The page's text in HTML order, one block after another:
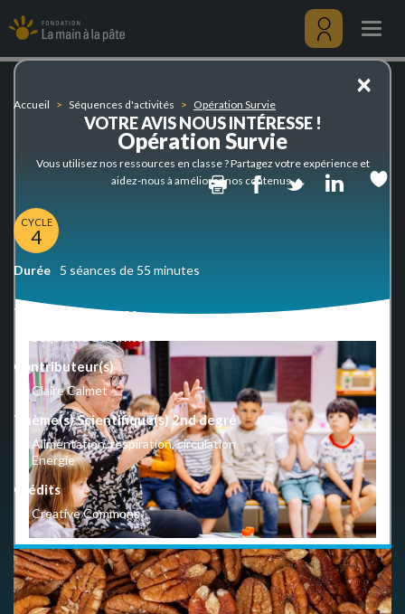
Survie
au
contenu
principal
Menu
Accueil Séquences d'activités Opération Survie
Opération Survie
PrintFacebook
Twitter
CYCLE
4
Durée 5 séances de 55 minutes
Type de ressources
Contributeur(s)
Claire Calmet
Thème(s) Scientifique(s) 2nd degré
Alimentation, respiration, circulation
Energie
Crédits
Creative Commons
×
VOTRE AVIS NOUS INTÉRESSE !
Vous utilisez nos ressources en classe ? Partagez votre expérience et
aidez-nous à améliorer nos contenus.
En quelques clics, donnez-nous votre avis d'utilisateur.